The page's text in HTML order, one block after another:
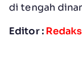
di tengah
Editor :